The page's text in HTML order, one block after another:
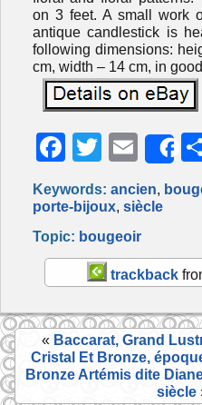
on 3 feet. A small work
antique candlestick is
following dimensions:
cm, width – 14 cm, in
F
c
e
b
o
o
k
T
itt
er
E
m
ai
l
Keywords: ancien,
porte-bijoux, siècle
Topic: bougeoir
trackback
« Baccarat, Grand
Cristal Et Bronze,
Bronze Artémis dite
siècle